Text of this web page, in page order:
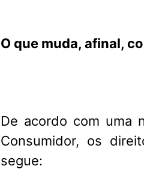
O que muda, afinal,
De acordo com uma
Consumidor, os
segue: